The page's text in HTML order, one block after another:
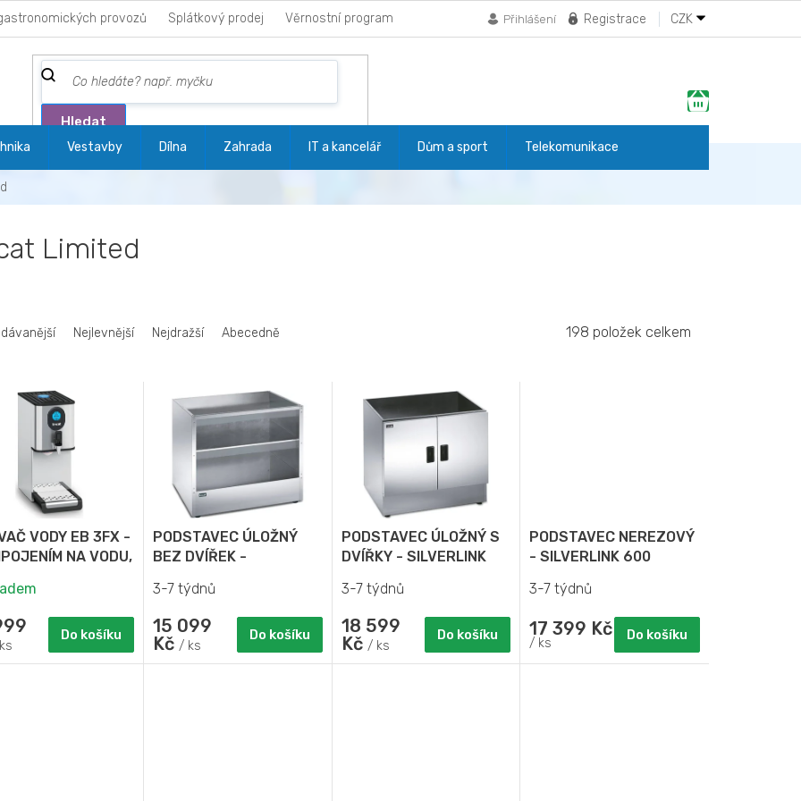
provozů Splátkový prodej Věrnostní program CZK
Registrace
Přihlášení
Hledat
Nákupní
košík
Vestavby Dílna Zahrada IT a kancelář Dům a sport Telekomunikace
Limited
Nejlevnější Nejdražší Abecedně 198 položek celkem
VODY EB 3FX -
NA VODU,
Do košíku
PODSTAVEC ÚLOŽNÝ
BEZ DVÍŘEK -
3-7 týdnů
15 099
Kč / ks
Do košíku
PODSTAVEC ÚLOŽNÝ S
DVÍŘKY - SILVERLINK
3-7 týdnů
18 599
Kč / ks
Do košíku
PODSTAVEC NEREZOVÝ
- SILVERLINK 600
3-7 týdnů
17 399 Kč
/ ks
Do košíku